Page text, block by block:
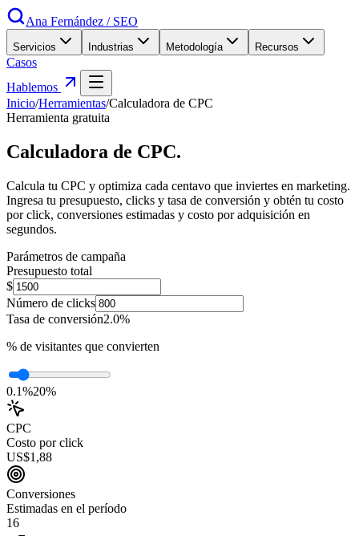
Ana Fernández / SEO
Servicios Industrias Metodología Recursos
Casos
Hablemos
Inicio/Herramientas/Calculadora de CPC
Herramienta gratuita
Calculadora de CPC.
Calcula tu CPC y optimiza cada centavo que inviertes en marketing.
Ingresa tu presupuesto, clicks y tasa de conversión y obtén tu costo
por click, conversiones estimadas y costo por adquisición en
segundos.
Parámetros de campaña
Presupuesto total
$
Número de clicks
Tasa de conversión2.0%
% de visitantes que convierten
0.1%20%
CPC
Costo por click
US$1,88
Conversiones
Estimadas en el período
16